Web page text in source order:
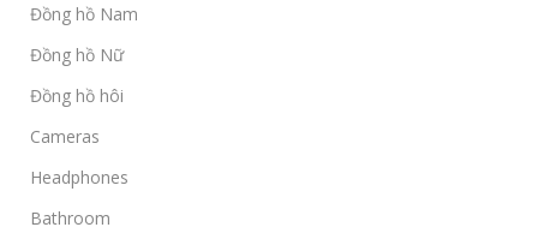
Đồng hồ Nam
Đồng hồ Nữ
Đồng hồ hôi
Cameras
Headphones
Bathroom